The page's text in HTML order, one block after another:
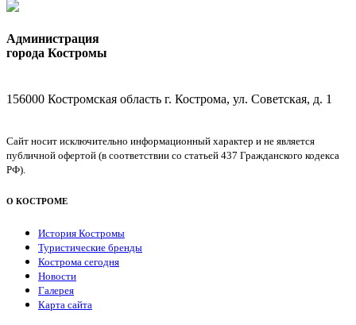
Администрация
города Костромы
156000 Костромская область г. Кострома, ул. Советская, д. 1
Сайт носит исключительно информационный характер и не является
публичной офертой (в соответствии со статьей 437 Гражданского кодекса
РФ).
О КОСТРОМЕ
История Костромы
Туристические бренды
Кострома сегодня
Новости
Галерея
Карта сайта